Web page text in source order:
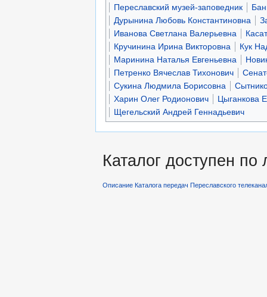
Переславский музей-заповедник
Дурынина Любовь Константиновна
Иванова Светлана Валерьевна
Кручинина Ирина Викторовна
Кук
Маринина Наталья Евгеньевна
Петренко Вячеслав Тихонович
Сукина Людмила Борисовна
Харин Олег Родионович
Цыганкова
Щегельский Андрей Геннадьевич
Каталог доступен
Описание Каталога передач Переславского